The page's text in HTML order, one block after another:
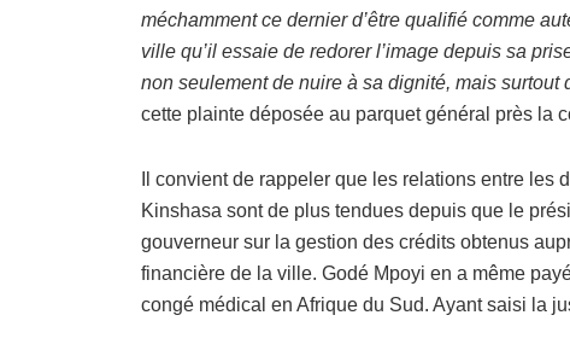
méchamment ce dernier d’être qualifié comme
ville qu’il essaie de redorer l’image depuis sa
non seulement de nuire à sa dignité, mais surtout
cette plainte déposée au parquet général près la
Il convient de rappeler que les relations entre
Kinshasa sont de plus tendues depuis que le
gouverneur sur la gestion des crédits obtenus
financière de la ville. Godé Mpoyi en a même
congé médical en Afrique du Sud. Ayant saisi la